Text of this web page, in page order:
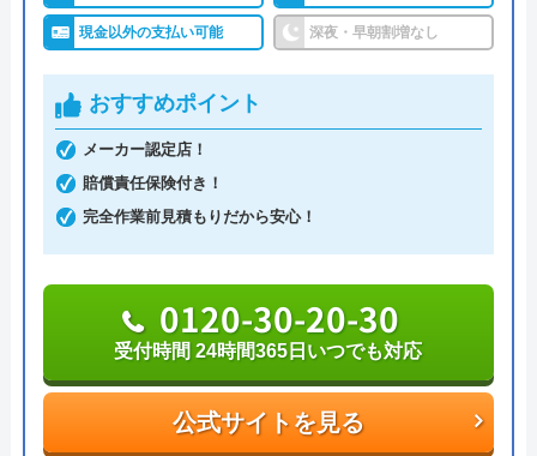
公式サイトを見る
0848-20-2678
有限会社中村設備工業のクチコミ
on
※クチコミの内容について
1 年前
現金以外の支払い可能 深夜・早朝割増なし
おすすめポイント
メーカー認定店！
賠償責任保険付き！
完全作業前見積もりだから安心！
公式サイトを見る
0120-30-20-30
受付時間 24時間365日いつでも対応